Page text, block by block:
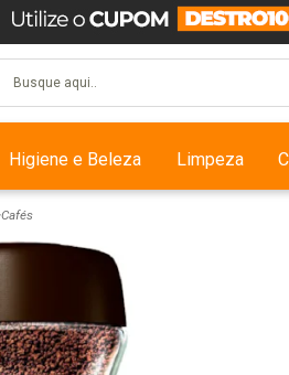
Higiene e Beleza Limpeza
Cafés